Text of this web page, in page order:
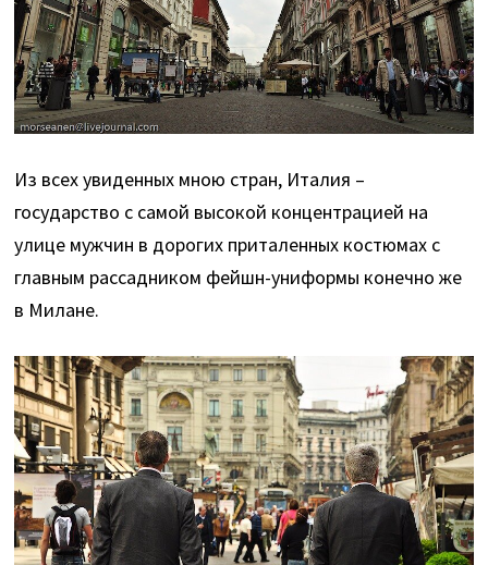
Из всех увиденных мною стран, Италия –
государство с самой высокой концентрацией на
улице мужчин в дорогих приталенных костюмах с
главным рассадником фейшн-униформы конечно же
в Милане.